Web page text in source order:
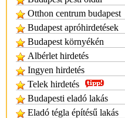
Otthon centrum budapest
Budapest apróhirdetések
Budapest környékén
Albérlet hirdetés
Ingyen hirdetés
Telek hirdetés
Budapesti eladó lakás
Eladó tégla építésű lakás